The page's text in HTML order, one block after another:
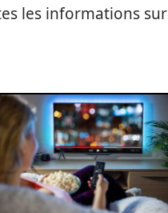
les informations sur